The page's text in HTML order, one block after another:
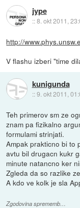
jype
::8. okt 2011,
http://
V flashu izberi "time
kunigunda
::9. okt 2011,
Teh primerov sm ze
znam pa fizikalno
formulami strinjati.
Ampak prakticno bi to
avtu bil drugacn kukr
minute natancno ker
Zgleda da so razlike
A kdo ve kolk je sla
Zgodovina sprememb…